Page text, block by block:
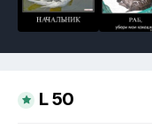
L 50